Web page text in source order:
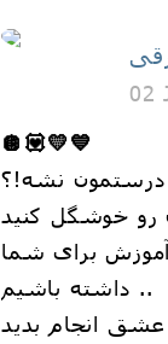
02
🪩 💟💛💙
برای شما
داشته باشیم ..
انجام بدید